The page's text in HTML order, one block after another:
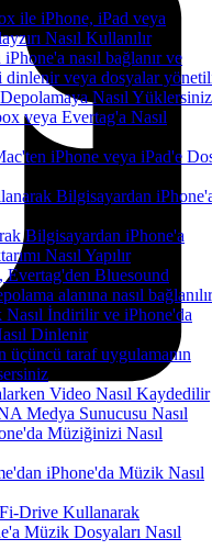
ile iPhone, iPad veya
Nasıl Kullanılır
nasıl bağlanır ve
veya dosyalar
Nasıl Yüklersiniz
veya Evertag'a Nasıl
iPhone veya iPad'e
Bilgisayardan
Bilgisayardan iPhone'a
Nasıl Yapılır
Bluesound
alanına nasıl bağlanılır
İndirilir ve iPhone'da
Dinlenir
üçüncü taraf uygulamanın
Video Nasıl Kaydedilir
Medya Sunucusu Nasıl
Müziğinizi Nasıl
iPhone'da Müzik Nasıl
Drive Kullanarak
Müzik Dosyaları Nasıl